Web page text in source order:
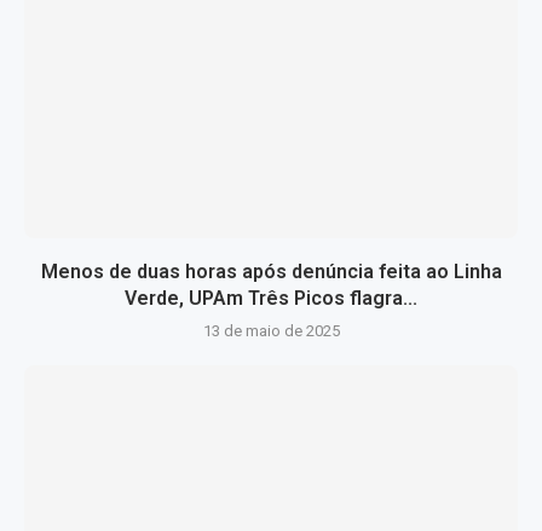
Menos de duas horas após denúncia feita ao Linha
Verde, UPAm Três Picos flagra...
13 de maio de 2025